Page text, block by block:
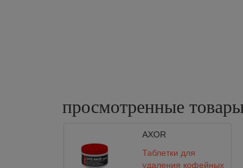
просмотренные
AXOR
Таблетки для
удаления кофейных